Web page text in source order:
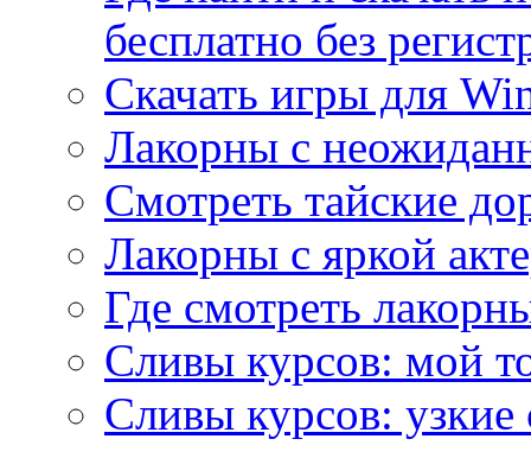
бесплатно без
Скачать игры для
Лакорны с
Смотреть тайские
Лакорны с яркой
Где смотреть
Сливы курсов: мой
Сливы курсов: